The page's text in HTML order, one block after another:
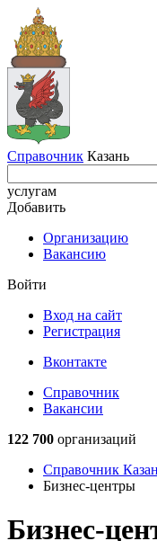
Справочник Казань
услугам
Добавить
Организацию
Вакансию
Войти
Вход на сайт
Регистрация
Вконтакте
Справочник
Вакансии
122 700 организаций
Справочник
Бизнес-центры
Бизнес-